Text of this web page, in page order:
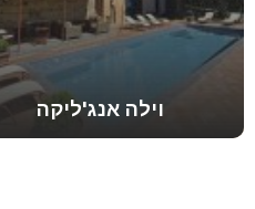
וילה אנג'ליקה